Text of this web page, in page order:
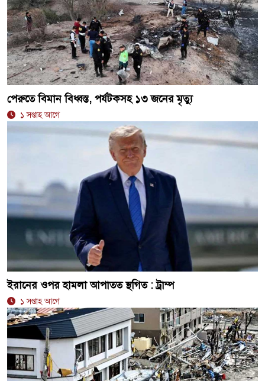
পেরুতে বিমান বিধ্বস্ত, পর্যটকসহ ১৩ জনের মৃত্যু
১ সপ্তাহ আগে
ইরানের ওপর হামলা আপাতত স্থগিত : ট্রাম্প
১ সপ্তাহ আগে